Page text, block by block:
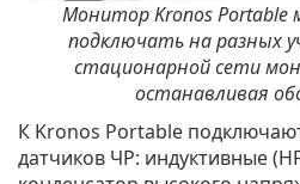
Монитор Kronos
подключать на разных
стационарной сети
останавливая
К Kronos Portable
датчиков ЧР: индуктивные